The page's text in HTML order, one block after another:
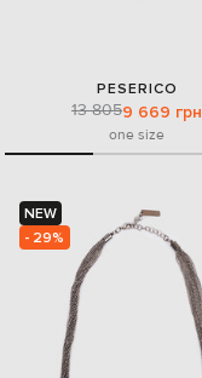
PESERICO
13 8059 669 грн
one size
NEW
- 29%